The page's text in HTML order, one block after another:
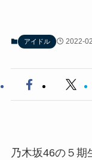
アイドル 2022-
乃木坂46の５期